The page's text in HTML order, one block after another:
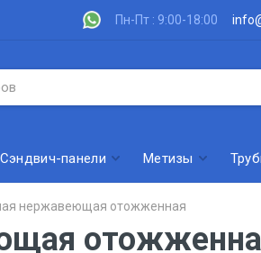
Пн-Пт : 9:00-18:00
Сэндвич-панели Метизы
нержавеющая отожженная